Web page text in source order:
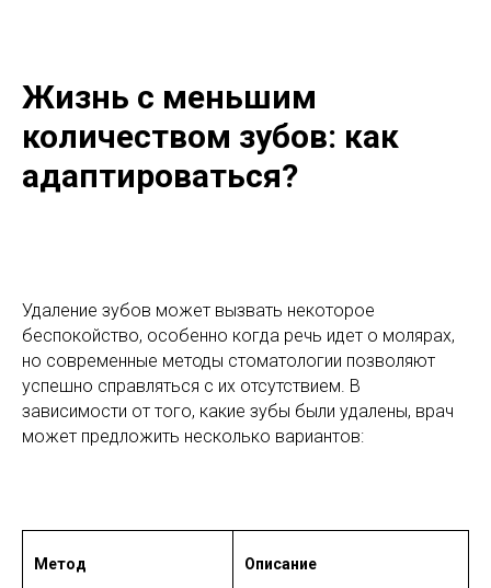
Жизнь с меньшим
количеством зубов: как
адаптироваться?
Удаление зубов может вызвать некоторое
беспокойство, особенно когда речь идет о молярах,
но современные методы стоматологии позволяют
успешно справляться с их отсутствием. В
зависимости от того, какие зубы были удалены, врач
может предложить несколько вариантов:
Метод Описание